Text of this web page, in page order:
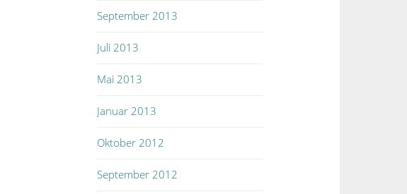
September 2013
Juli 2013
Mai 2013
Januar 2013
Oktober 2012
September 2012